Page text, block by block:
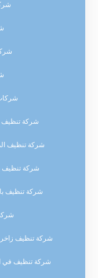
شركة تنظيف
شركة تنظيف
شركة تنظيف
شركة تنظيف
شركة تنظيف زاخر
شركة تنظيف في